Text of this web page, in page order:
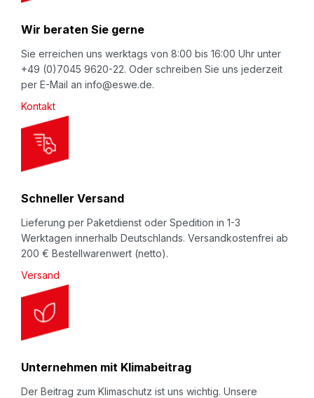
e
w
s
e
t
e
r
Wir beraten Sie gerne
Sie erreichen uns werktags von 8:00 bis 16:00 Uhr unter
+49 (0)7045 9620-22. Oder schreiben Sie uns jederzeit
per E-Mail an info@eswe.de.
Kontakt
Schneller Versand
Lieferung per Paketdienst oder Spedition in 1-3
Werktagen innerhalb Deutschlands. Versandkostenfrei ab
200 € Bestellwarenwert (netto).
Versand
Unternehmen mit Klimabeitrag
Der Beitrag zum Klimaschutz ist uns wichtig. Unsere